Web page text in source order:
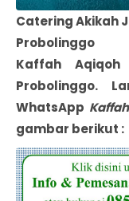
Catering Akikah
Probolinggo
Kaffah
Probolinggo.
WhatsApp
gambar berikut :